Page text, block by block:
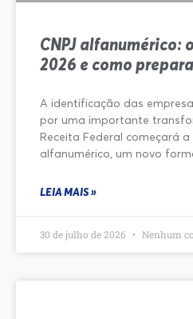
CNPJ alfanumérico:
2026 e como
A identificação das
por uma importante
Receita Federal começará
alfanumérico, um novo
LEIA MAIS »
30 de julho de 2026 Nenhum